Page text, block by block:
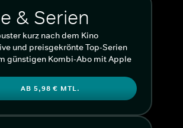
& Serien
kurz nach dem Kino
und preisgekrönte Top-Serien
günstigen Kombi-Abo mit Apple
AB 5,98 € MTL.